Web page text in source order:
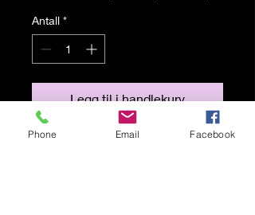
Antall *
Legg til i handlekurv
Olio e grafite su carta su legno
Phone Email Facebook